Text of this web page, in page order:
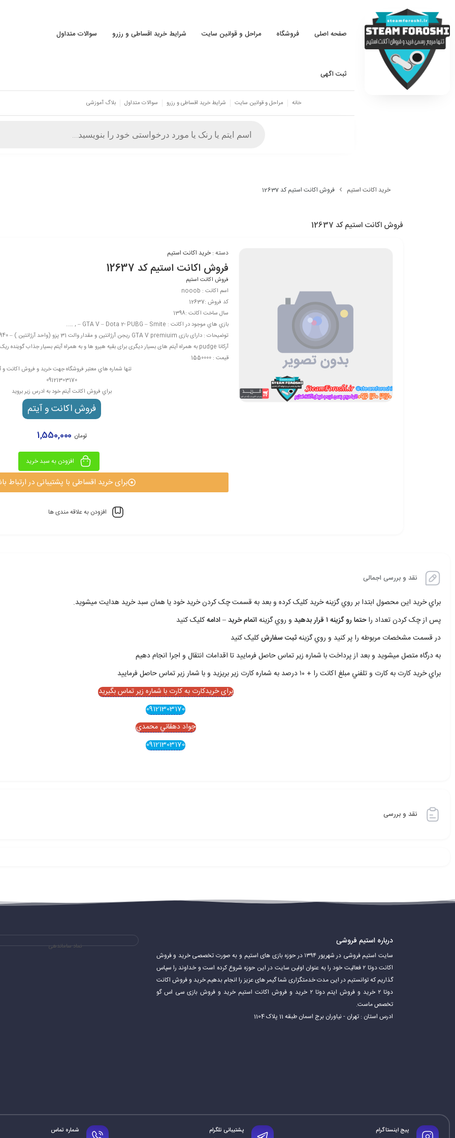
صفحه اصلی فروشگاه مراحل و قوانین سایت شرایط خرید اقساطی و رزرو سوالات متداول
ثبت اگهی
خانه مراحل و قوانین سایت شرایط خرید اقساطی و رزرو سوالات متداول بلاگ آموزشی
خرید اکانت استیم فروش اکانت استیم کد 12637
فروش اکانت استیم کد 12637
دسته :خرید اکانت استیم
فروش اکانت استیم کد 12637
فروش اکانت استیم
اسم اکانت : nooob
کد فروش :12637
سال ساخت اکانت :1398
بازي هاي موجود در اکانت : GTA V – Dota 2- PUBG – Smite – , …..
آرکانا pudge به همراه آیتم های بسیار دیگری برای بقیه هیرو ها و به همراه آیتم بسیار جذاب گوینده ریک و مورتی برای بازی دوتا 2
قیمت : 1550000
تنها شماره هاي معتبر فروشگاه جهت خريد و فروش اکانت و
09121303170
براي فروش اکانت آيتم خود به ادرس زير برويد
فروش اکانت و آيتم
تومان
افزودن به سبد خرید
برای خرید اقساطی با پشتیبانی در ارتباط
افزودن به علاقه مندی ها
نقد و بررسی اجمالی
براي خريد اين محصول ابتدا بر روي گزينه خريد کليک کرده و بعد به قسمت چک کردن خريد خود يا همان سبد خريد هدايت ميشويد.
پس از چک کردن تعداد راحتما رو گزينه ۱ قرار بدهيد و روي گزينهاتمام خريد – ادامهکليک کنيد
در قسمت مشخصات مربوطه را پر کنيد و روي گزينهثبت سفارشکليک کنيد
به درگاه متصل ميشويد و بعد از پرداخت با شماره زير تماس حاصل فرماييد تا اقدامات انتقال و اجرا انجام دهيم
براي خريد کارت به کارت و تلفني مبلغ اکانت را + ۱۰ درصد به شماره کارت زير بريزيد و با شمار زير تماس حاصل فرماييد
برای خریدکارت به کارت با شماره زیر تماس بگیرید
09121303170
جواد دهقاني محمدي
09121303170
نقد و بررسی
درباره استیم فروشی
سایت استیم فروشی در شهریور ۱۳۹۴ در حوزه بازی های استیم و به صورت تخصصی خرید و فروش
اکانت دوتا ۲ فعالیت خود را به عنوان اولین سایت در این حوزه شروع کرده است و خداوند را سپاس
گذاریم که توانستیم در این مدت خدمتگزاری شما گیمر های عزیز را انجام بدهیم.خرید و فروش اکانت
دوتا ۲ خرید و فروش ایتم دوتا ۲ خرید و فروش اکانت استیم خرید و فروش بازی سی اس گو
تخصص ماست.
ادرس استان : تهران - نیاوران برج اسمان طبقه 11 پلاک 1104
نماد ساماندهی
پیج اینستاگرام پشتیبانی تلگرام شماره تماس